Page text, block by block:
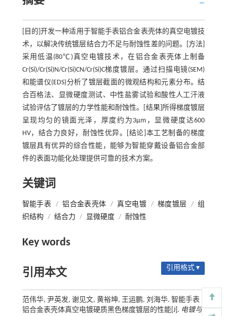
[目的]开发一种适用于智能手表铝合金表壳体的真空电镀技
术，以解决传统镀层结合力不足与耐蚀性差的问题。[方法]
采用低温(80℃)真空电镀技术，在铝合金表壳体上制备
Cr(Si)/Cr(Si)N/Cr(Si)CN/Cr(Si)C梯度镀层。通过扫描电镜(SEM)
和能谱仪(EDS)分析了镀层截面的微观结构和元素分布。结
合百格法、显微硬度测试、中性盐雾试验和酸性人工汗液
试验评估了镀层的力学性能和耐蚀性。[结果]所得梯度镀层
呈现均匀的镜面光泽，厚度约为3μm，显微硬度达600
HV，结合力良好，耐蚀性优异。[结论]本工艺制备的梯度
镀层具有优异的综合性能，能够为智能穿戴设备铝合金部
件的表面功能化处理提供可靠的技术方案。
关键词
智能手表 / 铝合金表壳体 / 真空电镀 / 梯度镀层 / 组
织结构 / 结合力 / 显微硬度 / 耐蚀性
Key words
引用本文 引用格式 ▾
范伟华, 尹英发, 谢见文, 黄裕坤, 王运鹏, 刘海华. 智能手表
铝合金表壳体真空电镀硬质黑色梯度镀层的性能[J]. 电镀与